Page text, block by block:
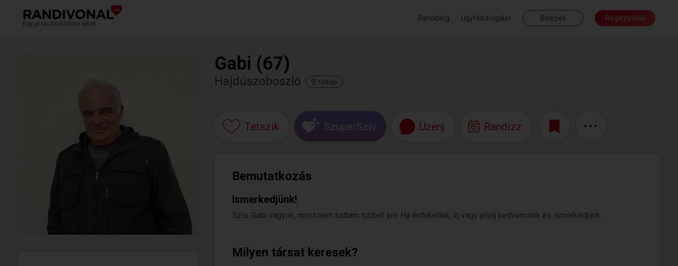
Egy jó randiból bármi lehet.
Randiblog Ügyfélszolgálat Belépés Regisztráció
Gabi (67)
Hajdúszoboszló Térkép
Tetszik SzuperSzív Üzenj Randizz
Bemutatkozás
Ismerkedjünk!
Szia, Gabi vagyok, most nem tudtam többet írni. Ha érdekellek, írj vagy jelölj kedvencnek és ismerkedjünk.
Milyen társat keresek?